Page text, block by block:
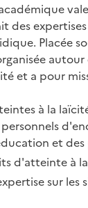
des
Placée
et a pour
à la
et des
d'atteinte à
sur les